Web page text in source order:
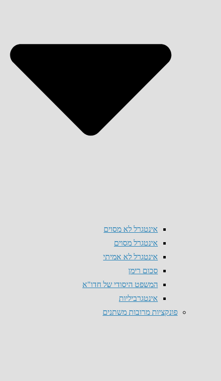
אינטגרל לא מסוים
אינטגרל מסוים
אינטגרל לא אמיתי
סכום רימן
המשפט היסודי של חדו"א
אינטגרביליות
פונקציות מרובות משתנים